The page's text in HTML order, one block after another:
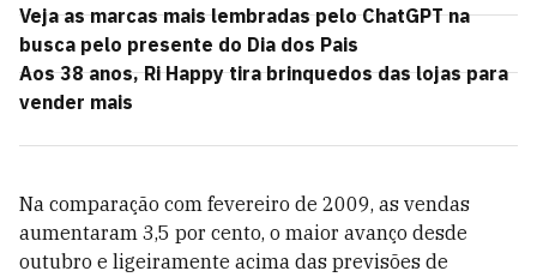
Veja as marcas mais lembradas pelo ChatGPT na
busca pelo presente do Dia dos Pais
Aos 38 anos, Ri Happy tira brinquedos das lojas para
vender mais
Na comparação com fevereiro de 2009, as vendas
aumentaram 3,5 por cento, o maior avanço desde
outubro e ligeiramente acima das previsões de